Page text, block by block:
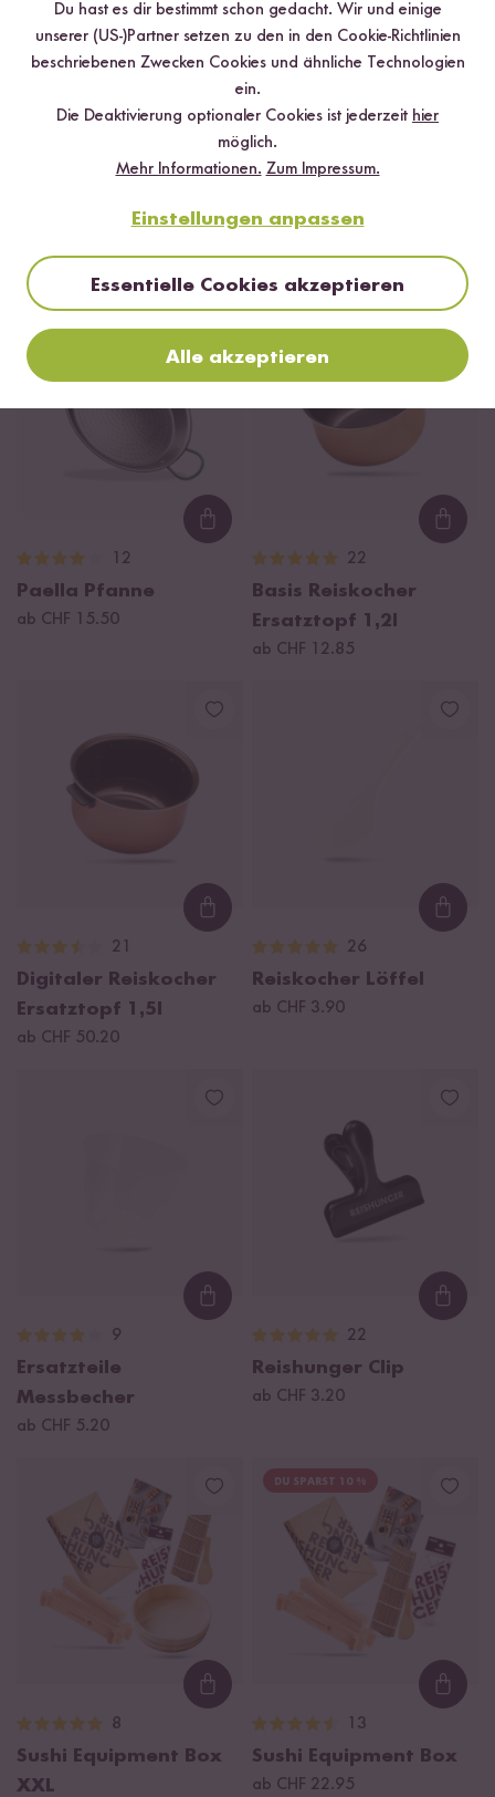
Loading...
70 62
Sushi und Jasmin Reis
ab CHF 17.50
Loading...
12
Paella Pfanne
ab CHF 15.50
22
Basis Reiskocher
Ersatztopf 1,2l
ab CHF 12.85
Loading...
21
Digitaler Reiskocher
Ersatztopf 1,5l
ab CHF 50.20
26
Reiskocher Löffel
ab CHF 3.90
Loading...
9
Ersatzteile
Messbecher
ab CHF 5.20
22
Reishunger Clip
ab CHF 3.20
Loading...
8
Sushi Equipment Box
XXL
DU SPARST 10 %
13
Sushi Equipment Box
ab CHF 22.95
Du hast es dir bestimmt schon gedacht. Wir und einige
unserer (US-)Partner setzen zu den in den Cookie-Richtlinien
beschriebenen Zwecken Cookies und ähnliche Technologien
ein.
Die Deaktivierung optionaler Cookies ist jederzeit hier
möglich.
Mehr Informationen. Zum Impressum.
Einstellungen anpassen
Essentielle Cookies akzeptieren
Alle akzeptieren